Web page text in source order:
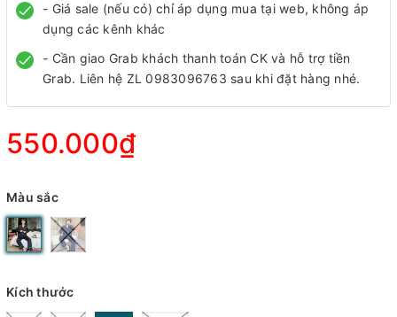
- Giá sale (nếu có) chỉ áp dụng mua tại web, không áp
dụng các kênh khác
- Cần giao Grab khách thanh toán CK và hỗ trợ tiền
Grab. Liên hệ ZL 0983096763 sau khi đặt hàng nhé.
550.000₫
Màu sắc
Kích thước